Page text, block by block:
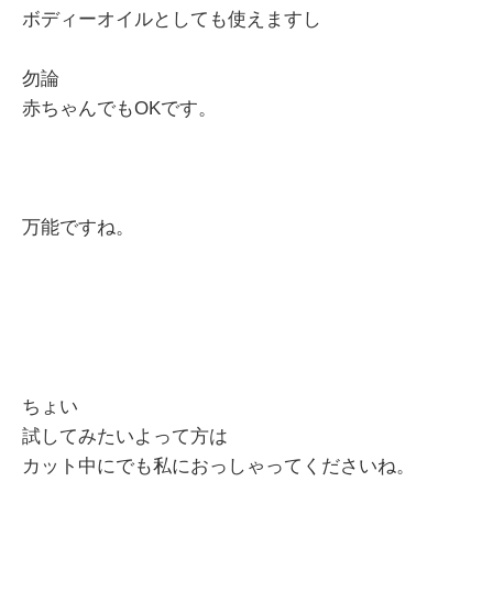
ボディーオイルとしても使えますし
勿論
赤ちゃんでもOKです。
万能ですね。
ちょい
試してみたいよって方は
カット中にでも私におっしゃってくださいね。